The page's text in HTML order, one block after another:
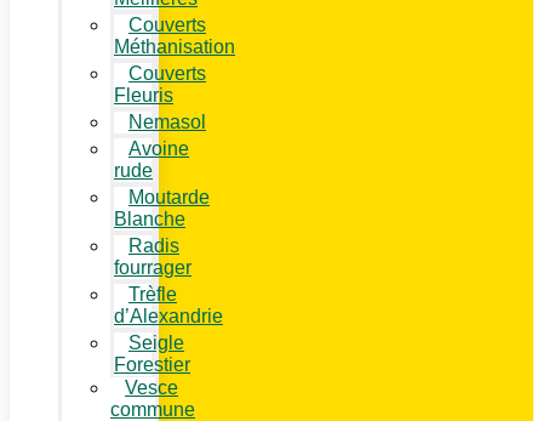
Couverts
Méthanisation
Couverts
Fleuris
Nemasol
Avoine
rude
Moutarde
Blanche
Radis
fourrager
Trèfle
d’Alexandrie
Seigle
Forestier
Vesce
commune